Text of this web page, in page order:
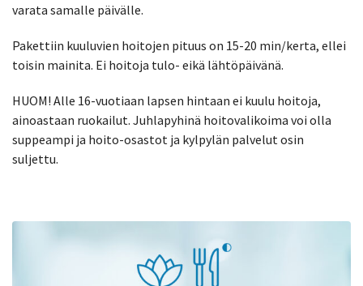
varata samalle päivälle.
Pakettiin kuuluvien hoitojen pituus on 15-20 min/kerta, ellei
toisin mainita. Ei hoitoja tulo- eikä lähtöpäivänä.
HUOM! Alle 16-vuotiaan lapsen hintaan ei kuulu hoitoja,
ainoastaan ruokailut. Juhlapyhinä hoitovalikoima voi olla
suppeampi ja hoito-osastot ja kylpylän palvelut osin
suljettu.